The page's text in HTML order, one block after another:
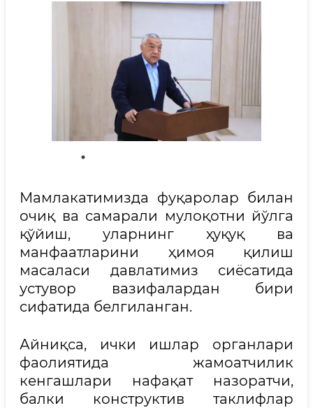
Мамлакатимизда фуқаролар билан
очиқ ва самарали мулоқотни йўлга
қўйиш, уларнинг ҳуқуқ ва
манфаатларини ҳимоя қилиш
масаласи давлатимиз сиёсатида
устувор вазифалардан бири
сифатида белгиланган.
Айниқса, ички ишлар органлари
фаолиятида жамоатчилик
кенгашлари нафақат назоратчи,
балки конструктив таклифлар